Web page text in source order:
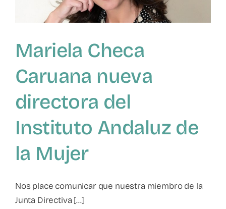
SEVIFIP CONECTA
Mapa de recursos
Observatorio VFP
Contacto
Mariela Checa
Caruana nueva
directora del
Instituto Andaluz de
la Mujer
Nos place comunicar que nuestra miembro de la
Junta Directiva [...]